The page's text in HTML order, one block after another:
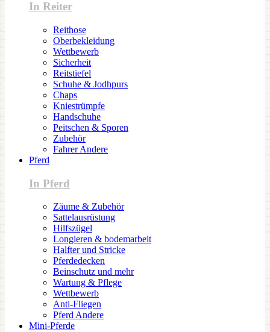
In Reiter
Reithose
Oberbekleidung
Wettbewerb
Sicherheit
Reitstiefel
Schuhe & Jodhpurs
Chaps
Kniestrümpfe
Handschuhe
Peitschen & Sporen
Zubehör
Fahrer Andere
Pferd
In Pferd
Zäume & Zubehör
Sattelausrüstung
Hilfszügel
Longieren & bodemarbeit
Halfter und Stricke
Pferdedecken
Beinschutz und mehr
Wartung & Pflege
Wettbewerb
Anti-Fliegen
Pferd Andere
Mini-Pferde